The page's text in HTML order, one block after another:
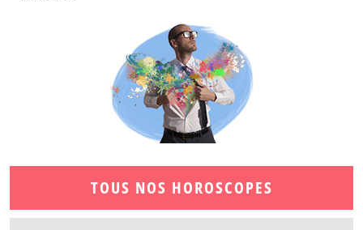
TOUS NOS HOROSCOPES